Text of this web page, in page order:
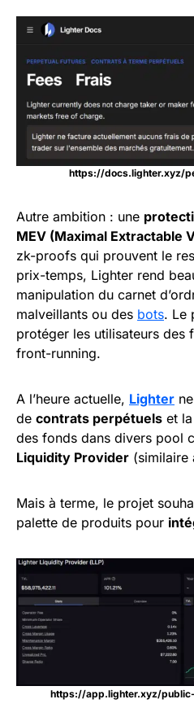
https://docs.lighter.xyz/
Autre ambition : une
MEV (Maximal Extractable
zk-proofs qui prouvent le
prix-temps, Lighter rend
manipulation du carnet
malveillants ou des bots. Le
protéger les utilisateurs des
front-running.
A l’heure actuelle, Lighter
de contrats perpétuels et
des fonds dans divers pool
Liquidity Provider (similaire
Mais à terme, le projet
palette de produits pour
https://app.lighter.xyz/